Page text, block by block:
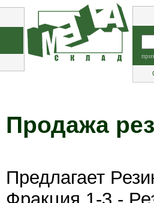
Продажа
Предлагает